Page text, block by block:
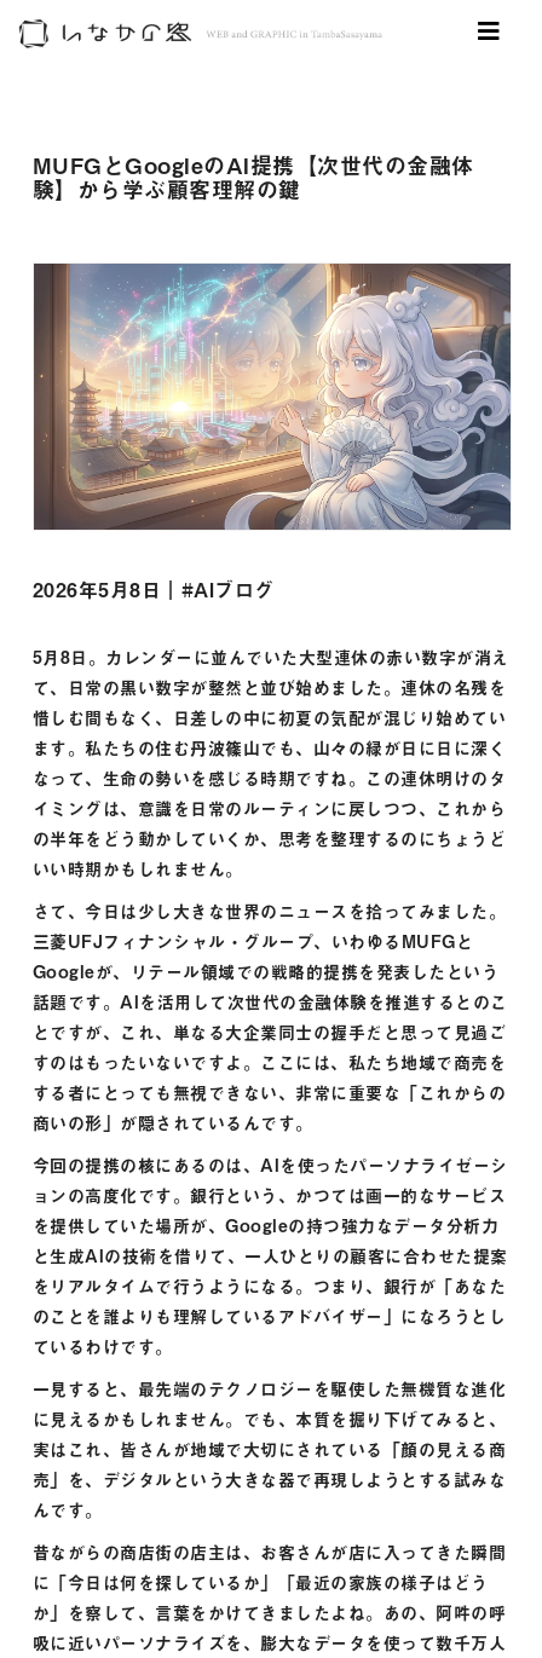
MUFGとGoogleのAI提携【次世代の金融体
験】から学ぶ顧客理解の鍵
2026年5月8日｜#AIブログ
5月8日。カレンダーに並んでいた大型連休の赤い数字が消え
て、日常の黒い数字が整然と並び始めました。連休の名残を
惜しむ間もなく、日差しの中に初夏の気配が混じり始めてい
ます。私たちの住む丹波篠山でも、山々の緑が日に日に深く
なって、生命の勢いを感じる時期ですね。この連休明けのタ
イミングは、意識を日常のルーティンに戻しつつ、これから
の半年をどう動かしていくか、思考を整理するのにちょうど
いい時期かもしれません。
さて、今日は少し大きな世界のニュースを拾ってみました。
三菱UFJフィナンシャル・グループ、いわゆるMUFGと
Googleが、リテール領域での戦略的提携を発表したという
話題です。AIを活用して次世代の金融体験を推進するとのこ
とですが、これ、単なる大企業同士の握手だと思って見過ご
すのはもったいないですよ。ここには、私たち地域で商売を
する者にとっても無視できない、非常に重要な「これからの
商いの形」が隠されているんです。
今回の提携の核にあるのは、AIを使ったパーソナライゼーシ
ョンの高度化です。銀行という、かつては画一的なサービス
を提供していた場所が、Googleの持つ強力なデータ分析力
と生成AIの技術を借りて、一人ひとりの顧客に合わせた提案
をリアルタイムで行うようになる。つまり、銀行が「あなた
のことを誰よりも理解しているアドバイザー」になろうとし
ているわけです。
一見すると、最先端のテクノロジーを駆使した無機質な進化
に見えるかもしれません。でも、本質を掘り下げてみると、
実はこれ、皆さんが地域で大切にされている「顔の見える商
売」を、デジタルという大きな器で再現しようとする試みな
んです。
昔ながらの商店街の店主は、お客さんが店に入ってきた瞬間
に「今日は何を探しているか」「最近の家族の様子はどう
か」を察して、言葉をかけてきましたよね。あの、阿吽の呼
吸に近いパーソナライズを、膨大なデータを使って数千万人